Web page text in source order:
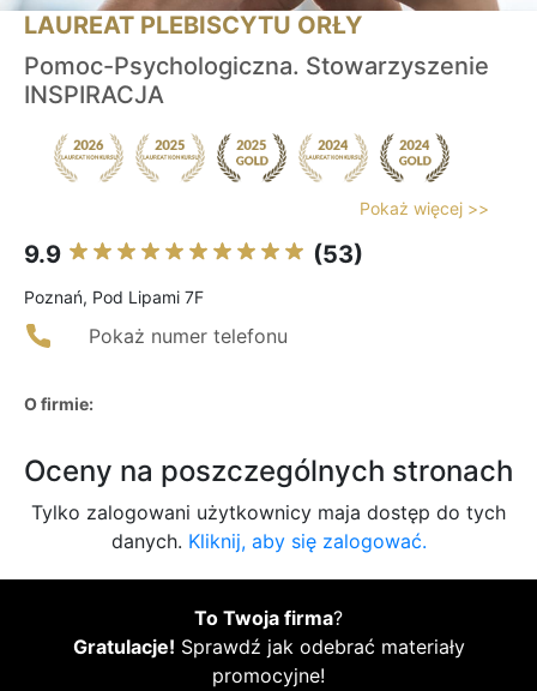
LAUREAT PLEBISCYTU ORŁY
Pomoc-Psychologiczna. Stowarzyszenie
INSPIRACJA
Pokaż więcej >>
9.9 (53)
Poznań, Pod Lipami 7F
Pokaż numer telefonu
O firmie:
Oceny na poszczególnych stronach
Tylko zalogowani użytkownicy maja dostęp do tych
danych. Kliknij, aby się zalogować.
To Twoja firma?
Gratulacje! Sprawdź jak odebrać materiały
promocyjne!